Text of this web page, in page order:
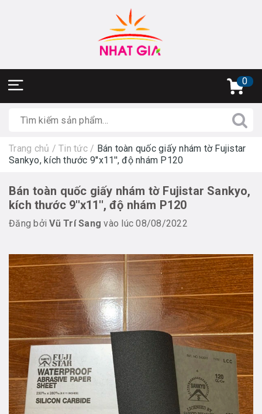
0
Trang chủ / Tin tức / Bán toàn quốc giấy nhám tờ Fujistar
Sankyo, kích thước 9''x11'', độ nhám P120
Bán toàn quốc giấy nhám tờ Fujistar Sankyo,
kích thước 9''x11'', độ nhám P120
Đăng bởiVũ Trí Sang vào lúc 08/08/2022